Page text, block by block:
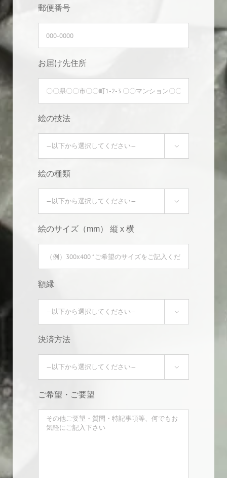
郵便番号
お届け先住所
絵の技法

絵の種類

絵のサイズ（mm） 縦 x 横
額縁

決済方法

ご希望・ご要望